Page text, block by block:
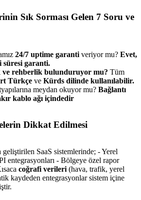
Sık Sorması Gelen 7 Soru ve
24/7 uptime garanti veriyor mu? Evet,
süresi garanti.
ve rehberlik bulunduruyor mu? Tüm
Türkçe ve Kürds dilinde kullanılabilir.
meydan okuyor mu? Bağlantı
kablo ağı içindedir
Dikkat Edilmesi
SaaS sistemlerinde; - Yerel
entegrasyonları - Bölgeye özel rapor
coğrafi verileri (hava, trafik, yerel
kaydeden entegrasyonlar sistem içine